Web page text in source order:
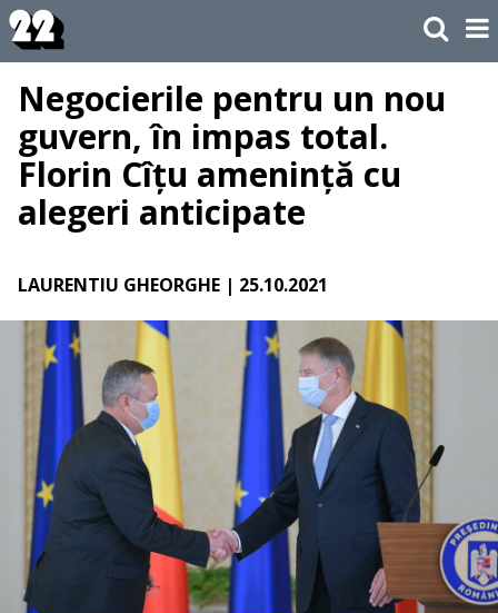
Negocierile pentru un nou
guvern, în impas total.
Florin Cîțu amenință cu
alegeri anticipate
LAURENTIU GHEORGHE | 25.10.2021